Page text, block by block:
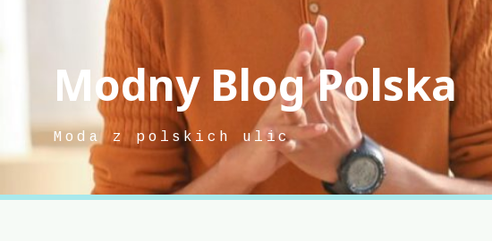
Modny Blog Polska
Moda z polskich ulic